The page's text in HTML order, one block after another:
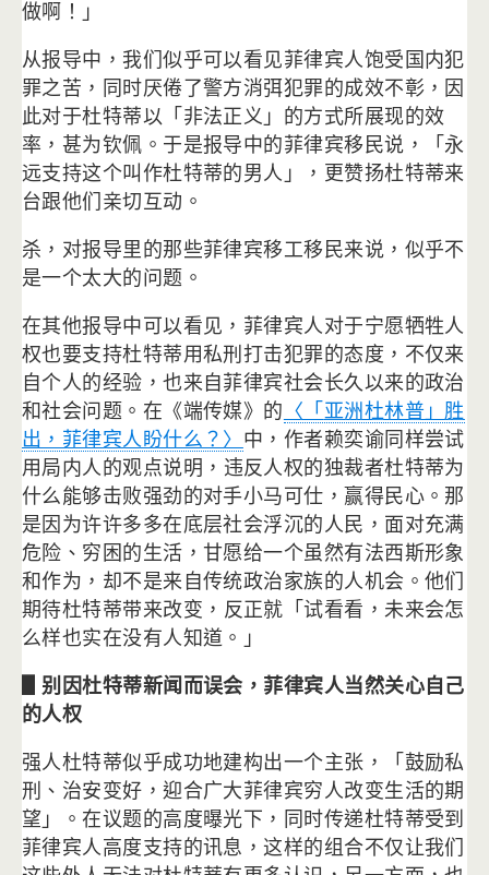
做啊！」
从报导中，我们似乎可以看见菲律宾人饱受国内犯
罪之苦， 同时厌倦了警方消弭犯罪的成效不彰，因
此对于杜特蒂以「 非法正义」的方式所展现的效
率，甚为钦佩。 于是报导中的菲律宾移民说，「永
远支持这个叫作杜特蒂的男人」， 更赞扬杜特蒂来
台跟他们亲切互动。
杀，对报导里的那些菲律宾移工移民来说， 似乎不
是一个太大的问题。
在其他报导中可以看见， 菲律宾人对于宁愿牺牲人
权也要支持杜特蒂用私刑打击犯罪的态度， 不仅来
自个人的经验，也来自菲律宾社会长久以来的政治
和社会问题。在《端传媒》的 〈「 亚洲杜林普」胜
出，菲律宾人盼什么？〉 中， 作者赖奕谕同样尝试
用局内人的观点说明， 违反人权的独裁者杜特蒂为
什么能够击败强劲的对手小马可仕， 赢得民心。那
是因为许许多多在底层社会浮沉的人民， 面对充满
危险、穷困的生活，甘愿给一个虽然有法西斯形象
和作为， 却不是来自传统政治家族的人机会。他们
期待杜特蒂带来改变， 反正就「试看看，未来会怎
么样也实在没有人知道。」
▋别因杜特蒂新闻而误会，菲律宾人当然关心自己
的人权
强人杜特蒂似乎成功地建构出一个主张，「鼓励私
刑、治安变好，迎合广大菲律宾穷人改变生活的期
望」。在议题的高度曝光下， 同时传递杜特蒂受到
菲律宾人高度支持的讯息，这样的组合不仅让我们